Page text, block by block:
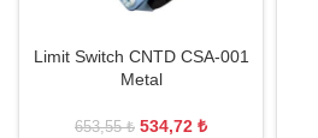
Limit Switch CNTD CSA-001
Metal
653,55₺ 534,72 ₺